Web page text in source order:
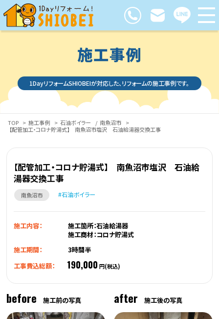
施工事例
1DayリフォームSHIOBEIが対応した、リフォームの施工事例です。
TOP > 施工事例 > 石油ボイラー / 南魚沼市
>
【配管加工・コロナ貯湯式】 南魚沼市塩沢 石油給湯器交換工事
【配管加工・コロナ貯湯式】 南魚沼市塩沢 石油給
湯器交換工事
南魚沼市 石油ボイラー
施工内容：
施工箇所：石油給湯器
施工商材：コロナ貯湯式
施工期間：
3時間半
工事費込総額：
190,000 円(税込)
before 施工前の写真 after 施工後の写真